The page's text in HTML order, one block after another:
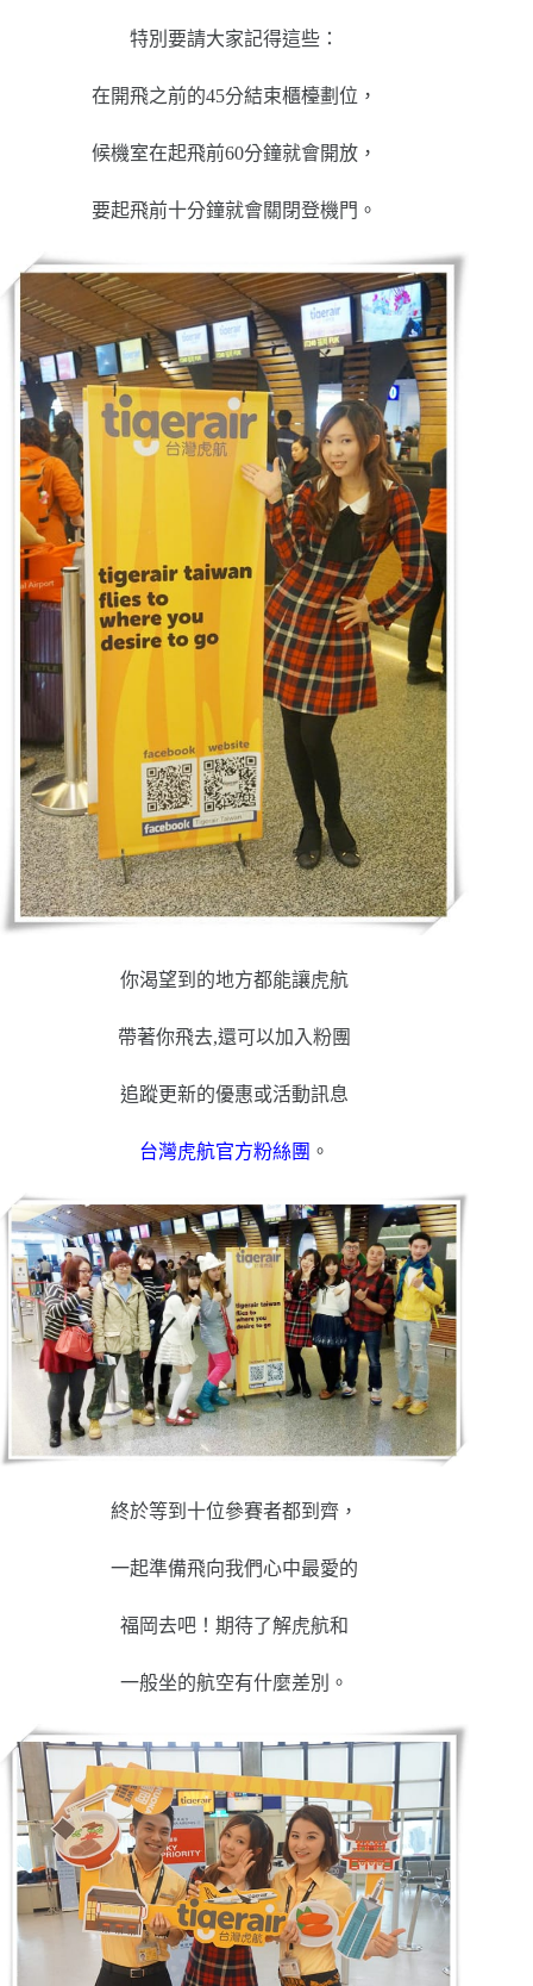
特別要請大家記得這些：
在開飛之前的45分結束櫃檯劃位，
候機室在起飛前60分鐘就會開放，
要起飛前十分鐘就會關閉登機門。
你渴望到的地方都能讓虎航
帶著你飛去,還可以加入粉團
追蹤更新的優惠或活動訊息
台灣虎航官方粉絲團 。
終於等到十位參賽者都到齊，
一起準備飛向我們心中最愛的
福岡去吧！期待了解虎航和
一般坐的航空有什麼差別。